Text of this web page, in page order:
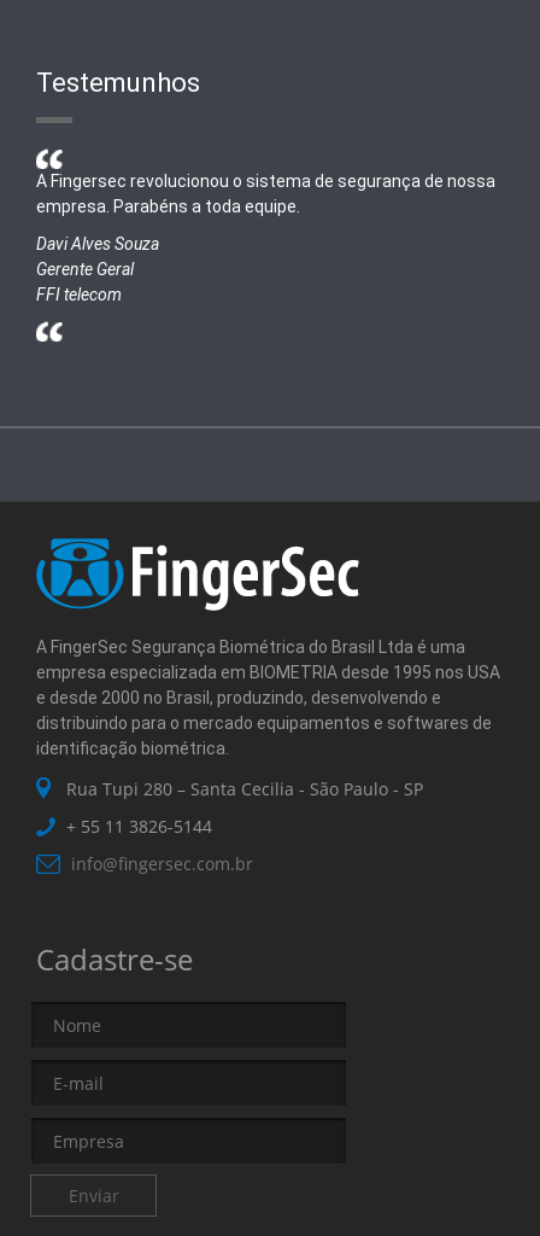
Testemunhos
A Fingersec revolucionou o sistema de segurança de nossa
empresa. Parabéns a toda equipe.
Davi Alves Souza
Gerente Geral
FFI telecom
A FingerSec Segurança Biométrica do Brasil Ltda é uma
empresa especializada em BIOMETRIA desde 1995 nos USA
e desde 2000 no Brasil, produzindo, desenvolvendo e
distribuindo para o mercado equipamentos e softwares de
identificação biométrica.
Rua Tupi 280 – Santa Cecilia - São Paulo - SP
+ 55 11 3826-5144
info@fingersec.com.br
Cadastre-se